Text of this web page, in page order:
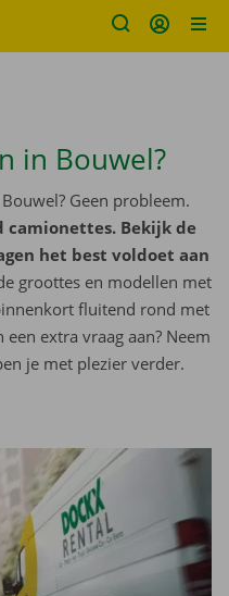
in Bouwel?
Geen probleem.
camionettes. Bekijk de
het best voldoet aan
groottes en modellen met
fluitend rond met
extra vraag aan? Neem
je met plezier verder.